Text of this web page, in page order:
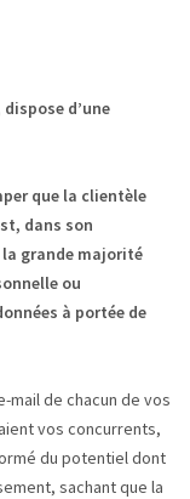
d’une
que la clientèle
dans son
la grande majorité
ou
à portée de
mail de chacun de vos
vos concurrents,
du potentiel dont
sachant que la